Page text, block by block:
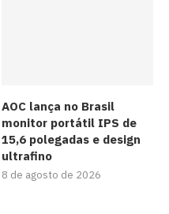
AOC lança no Brasil
monitor portátil IPS de
15,6 polegadas e design
ultrafino
8 de agosto de 2026